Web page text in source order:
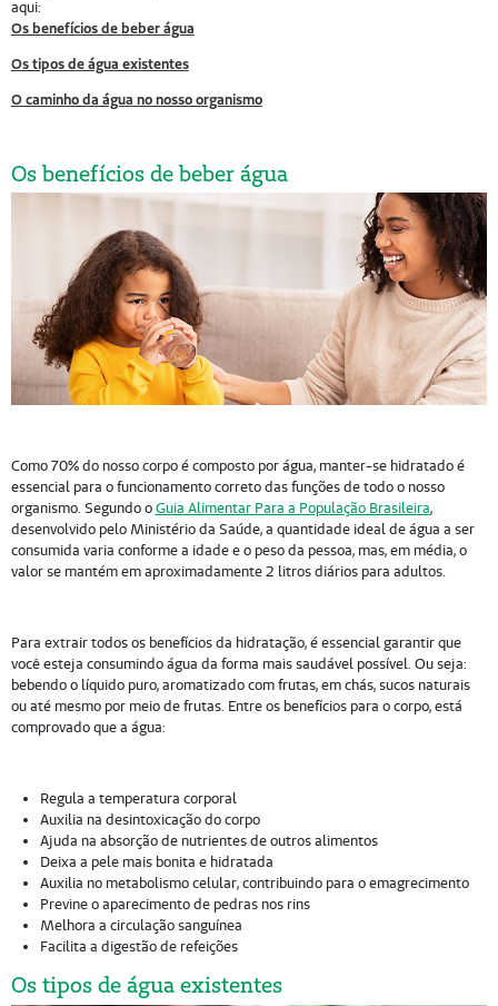
aqui:
Os benefícios de beber água
Os tipos de água existentes
O caminho da água no nosso organismo
Os benefícios de beber água
Como 70% do nosso corpo é composto por água, manter-se hidratado é
essencial para o funcionamento correto das funções de todo o nosso
organismo. Segundo oGuia Alimentar Para a População Brasileira,
desenvolvido pelo Ministério da Saúde, a quantidade ideal de água a ser
consumida varia conforme a idade e o peso da pessoa, mas, em média, o
valor se mantém em aproximadamente 2 litros diários para adultos.
Para extrair todos os benefícios da hidratação, é essencial garantir que
você esteja consumindo água da forma mais saudável possível. Ou seja:
bebendo o líquido puro, aromatizado com frutas, em chás, sucos naturais
ou até mesmo por meio de frutas. Entre os benefícios para o corpo, está
comprovado que a água:
Regula a temperatura corporal
Auxilia na desintoxicação do corpo
Ajuda na absorção de nutrientes de outros alimentos
Deixa a pele mais bonita e hidratada
Auxilia no metabolismo celular, contribuindo para o emagrecimento
Previne o aparecimento de pedras nos rins
Melhora a circulação sanguínea
Facilita a digestão de refeições
Os tipos de água existentes